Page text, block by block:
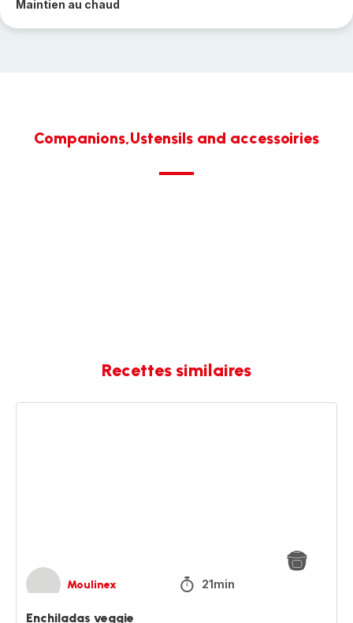
Maintien au chaud
Companions,Ustensils and accessoiries
Recettes similaires
Moulinex 21min
Enchiladas veggie